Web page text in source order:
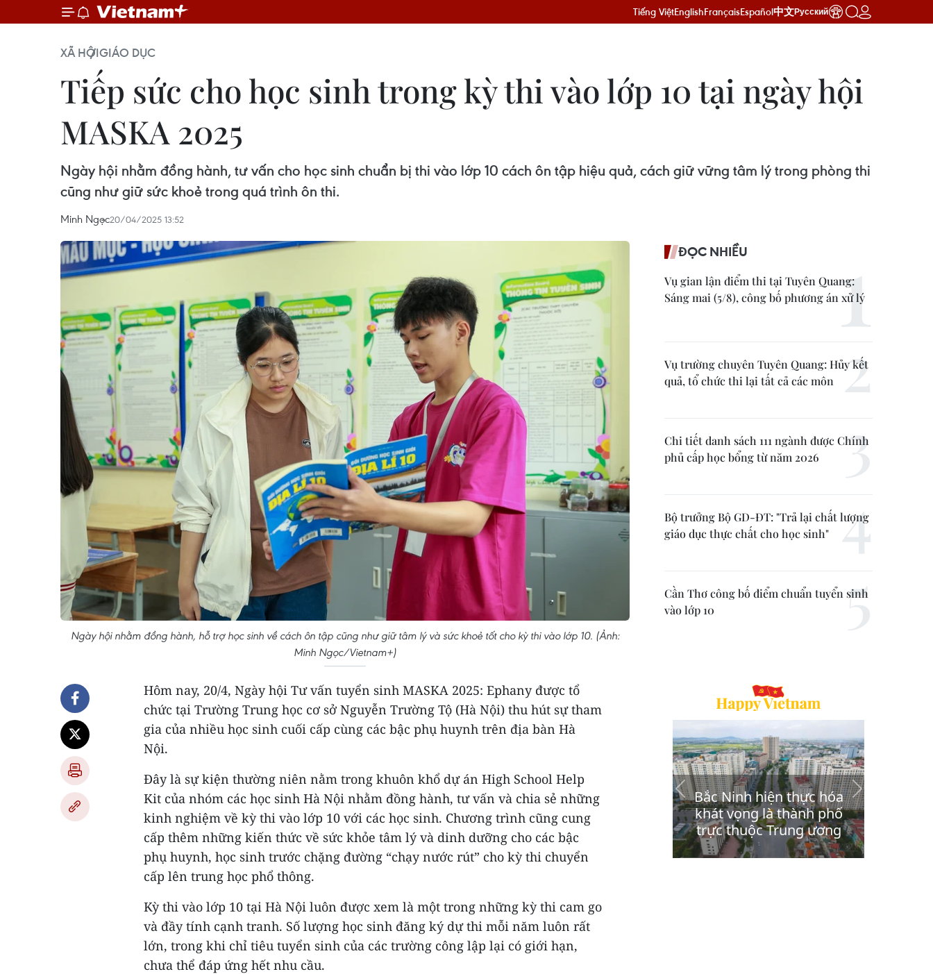
Tiếng ViệtEnglishFrançaisEspañol中文Русский
XÃ HỘIGIÁO DỤC
Tiếp sức cho học sinh trong kỳ thi vào lớp 10 tại ngày hội
MASKA 2025
Ngày hội nhằm đồng hành, tư vấn cho học sinh chuẩn bị thi vào lớp 10 cách ôn tập hiệu quả, cách giữ vững tâm lý trong phòng thi
cũng như giữ sức khoẻ trong quá trình ôn thi.
Minh Ngọc20/04/2025 13:52
Ngày hội nhằm đồng hành, hỗ trợ học sinh về cách ôn tập cũng như giữ tâm lý và sức khoẻ tốt cho kỳ thi vào lớp 10. (Ảnh:
Minh Ngọc/Vietnam+)
Hôm nay, 20/4, Ngày hội Tư vấn tuyển sinh MASKA 2025: Ephany được tổ
chức tại Trường Trung học cơ sở Nguyễn Trường Tộ (Hà Nội) thu hút sự tham
gia của nhiều học sinh cuối cấp cùng các bậc phụ huynh trên địa bàn Hà
Nội.
Đây là sự kiện thường niên nằm trong khuôn khổ dự án High School Help
Kit của nhóm các học sinh Hà Nội nhằm đồng hành, tư vấn và chia sẻ những
kinh nghiệm về kỳ thi vào lớp 10 với các học sinh. Chương trình cũng cung
cấp thêm những kiến thức về sức khỏe tâm lý và dinh dưỡng cho các bậc
phụ huynh, học sinh trước chặng đường “chạy nước rút” cho kỳ thi chuyển
cấp lên trung học phổ thông.
Kỳ thi vào lớp 10 tại Hà Nội luôn được xem là một trong những kỳ thi cam go
và đầy tính cạnh tranh. Số lượng học sinh đăng ký dự thi mỗi năm luôn rất
lớn, trong khi chỉ tiêu tuyển sinh của các trường công lập lại có giới hạn,
chưa thể đáp ứng hết nhu cầu.
ĐỌC NHIỀU
Vụ gian lận điểm thi tại Tuyên Quang:
Sáng mai (5/8), công bố phương án xử lý
Vụ trường chuyên Tuyên Quang: Hủy kết
quả, tổ chức thi lại tất cả các môn
Chi tiết danh sách 111 ngành được Chính
phủ cấp học bổng từ năm 2026
Bộ trưởng Bộ GD-ĐT: "Trả lại chất lượng
giáo dục thực chất cho học sinh"
Cần Thơ công bố điểm chuẩn tuyển sinh
vào lớp 10